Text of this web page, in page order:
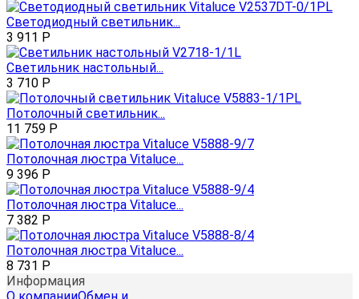
Светодиодный светильник...
3 911 Р
Светильник настольный...
3 710 Р
Потолочный светильник...
11 759 Р
Потолочная люстра Vitaluce...
9 396 Р
Потолочная люстра Vitaluce...
7 382 Р
Потолочная люстра Vitaluce...
8 731 Р
Информация
О компанииОбмен и